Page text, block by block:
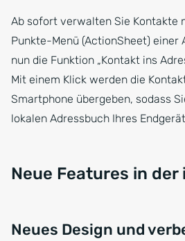
Ab sofort verwalten Sie Kontakte
Punkte-Menü (ActionSheet) einer
nun die Funktion „Kontakt ins
Mit einem Klick werden die
Smartphone übergeben, sodass
lokalen Adressbuch Ihres
Neue Features in der
Neues Design und